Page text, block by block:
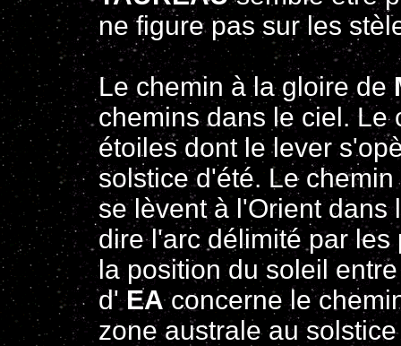
ne figure pas sur les
Le chemin à la gloire de
chemins dans le ciel. Le
étoiles dont le lever
solstice d'été. Le chemin
se lèvent à l'Orient dans
dire l'arc délimité par
la position du soleil
d'EAconcerne le
zone australe au